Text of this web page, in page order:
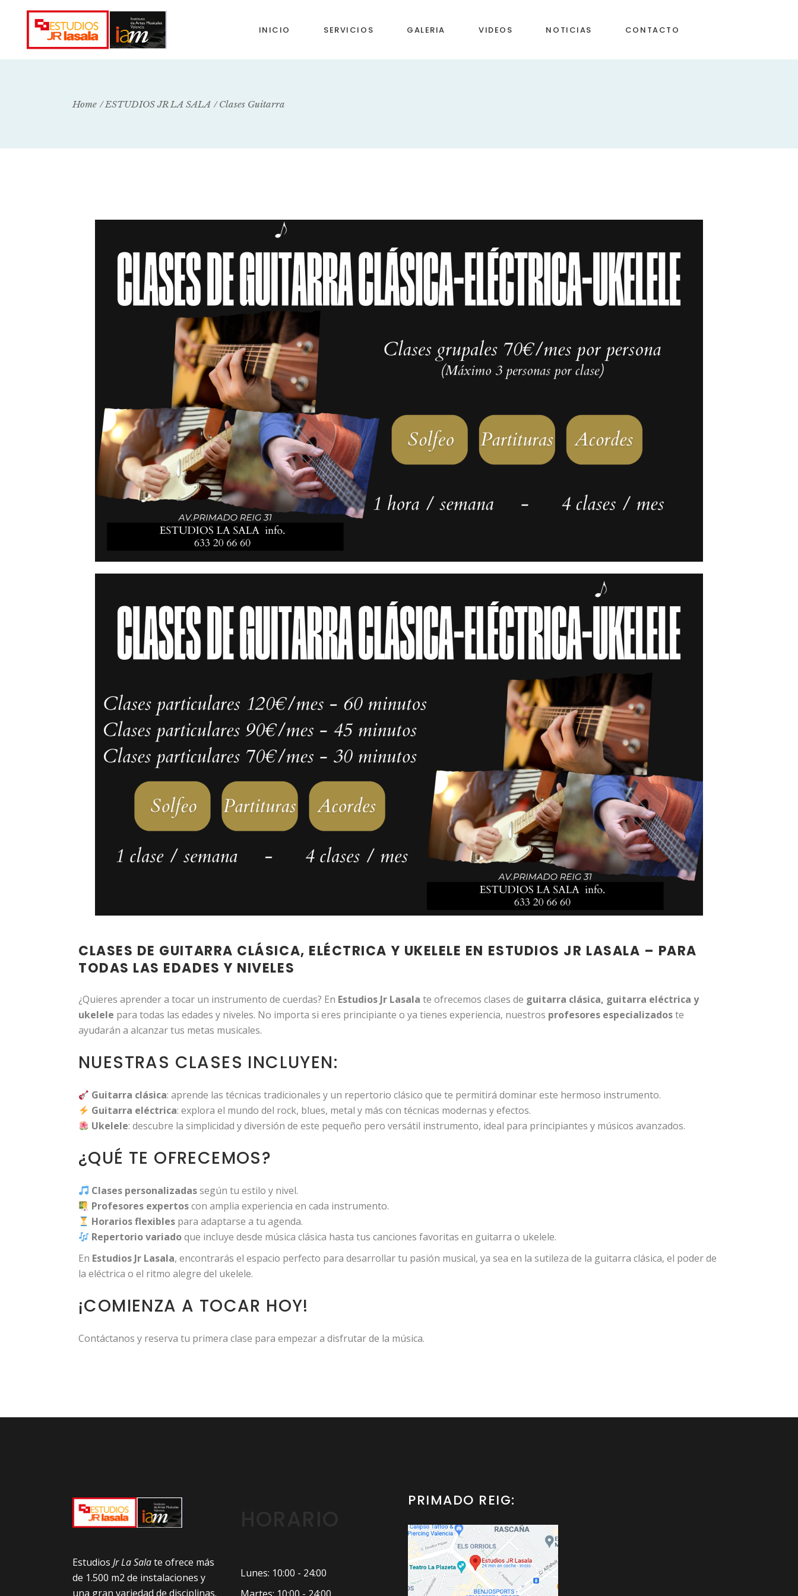
INICIO SERVICIOS GALERIA VIDEOS NOTICIAS CONTACTO
Home ESTUDIOS JR LA SALA Clases Guitarra
CLASES DE GUITARRA CLÁSICA, ELÉCTRICA Y UKELELE EN ESTUDIOS JR LASALA – PARA
TODAS LAS EDADES Y NIVELES
¿Quieres aprender a tocar un instrumento de cuerdas? En Estudios Jr Lasala te ofrecemos clases de guitarra clásica, guitarra eléctrica y
ukelele para todas las edades y niveles. No importa si eres principiante o ya tienes experiencia, nuestros profesores especializadoste
ayudarán a alcanzar tus metas musicales.
NUESTRAS CLASES INCLUYEN:
Guitarra clásica: aprende las técnicas tradicionales y un repertorio clásico que te permitirá dominar este hermoso instrumento.
Guitarra eléctrica: explora el mundo del rock, blues, metal y más con técnicas modernas y efectos.
Ukelele: descubre la simplicidad y diversión de este pequeño pero versátil instrumento, ideal para principiantes y músicos avanzados.
¿QUÉ TE OFRECEMOS?
Clases personalizadassegún tu estilo y nivel.
Profesores expertoscon amplia experiencia en cada instrumento.
Horarios flexibles para adaptarse a tu agenda.
Repertorio variadoque incluye desde música clásica hasta tus canciones favoritas en guitarra o ukelele.
En Estudios Jr Lasala, encontrarás el espacio perfecto para desarrollar tu pasión musical, ya sea en la sutileza de la guitarra clásica, el poder de
la eléctrica o el ritmo alegre del ukelele.
¡COMIENZA A TOCAR HOY!
Contáctanos y reserva tu primera clase para empezar a disfrutar de la música.
Estudios Jr La Salate ofrece más
de 1.500 m2 de instalaciones y
una gran variedad de disciplinas.
Lunes: 10:00 - 24:00
PRIMADO REIG: